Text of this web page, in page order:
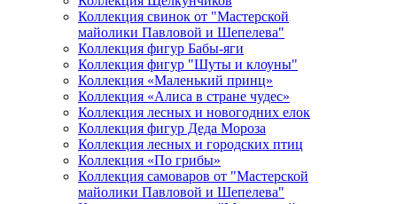
Коллекция свинок от "Мастерской
майолики Павловой и Шепелева"
Коллекция фигур Бабы-яги
Коллекция фигур "Шуты и клоуны"
Коллекция «Маленький принц»
Коллекция «Алиса в стране чудес»
Коллекция лесных и новогодних елок
Коллекция фигур Деда Мороза
Коллекция лесных и городских птиц
Коллекция «По грибы»
Коллекция самоваров от "Мастерской
майолики Павловой и Шепелева"